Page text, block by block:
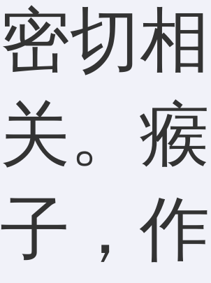
密切相
关。瘊
子，